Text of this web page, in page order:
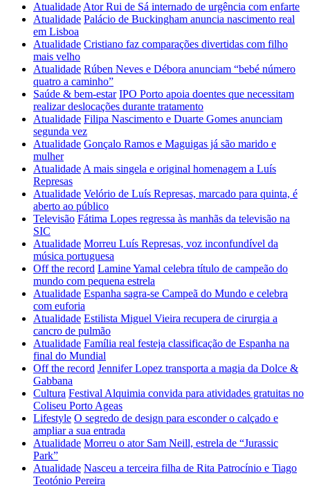
Atualidade Ator Rui de Sá internado de urgência com enfarte
Atualidade Palácio de Buckingham anuncia nascimento real
em Lisboa
Atualidade Cristiano faz comparações divertidas com filho
mais velho
Atualidade Rúben Neves e Débora anunciam “bebé número
quatro a caminho”
Saúde & bem-estar IPO Porto apoia doentes que necessitam
realizar deslocações durante tratamento
Atualidade Filipa Nascimento e Duarte Gomes anunciam
segunda vez
Atualidade Gonçalo Ramos e Maguigas já são marido e
mulher
Atualidade A mais singela e original homenagem a Luís
Represas
Atualidade Velório de Luís Represas, marcado para quinta, é
aberto ao público
Televisão Fátima Lopes regressa às manhãs da televisão na
SIC
Atualidade Morreu Luís Represas, voz inconfundível da
música portuguesa
Off the record Lamine Yamal celebra título de campeão do
mundo com pequena estrela
Atualidade Espanha sagra-se Campeã do Mundo e celebra
com euforia
Atualidade Estilista Miguel Vieira recupera de cirurgia a
cancro de pulmão
Atualidade Família real festeja classificação de Espanha na
final do Mundial
Off the record Jennifer Lopez transporta a magia da Dolce &
Gabbana
Cultura Festival Alquimia convida para atividades gratuitas no
Coliseu Porto Ageas
Lifestyle O segredo de design para esconder o calçado e
ampliar a sua entrada
Atualidade Morreu o ator Sam Neill, estrela de “Jurassic
Park”
Atualidade Nasceu a terceira filha de Rita Patrocínio e Tiago
Teotónio Pereira